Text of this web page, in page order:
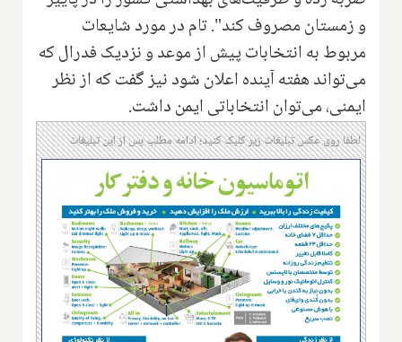
و زمستان مصروف کند". تام در مورد شایعات
مربوط به انتخابات پیش از موعد و نزدیک فدرال که
می‌تواند هفته آینده اعلان شود نیز گفت که از نظر
ایمنی، می‌توان انتخاباتی ایمن داشت.
لطفا روی عکس تبلیغات زیر کلیک کنید؛ ادامه مطلب پس از این تبلیغات